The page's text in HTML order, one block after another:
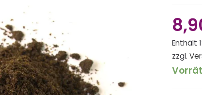
Enthält
zzgl.